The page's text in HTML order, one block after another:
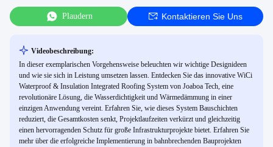
Plaudern Kontaktieren Sie Uns
Videobeschreibung:
In dieser exemplarischen Vorgehensweise beleuchten wir wichtige Designideen
und wie sie sich in Leistung umsetzen lassen. Entdecken Sie das innovative WiCi
Waterproof & Insulation Integrated Roofing System von Joaboa Tech, eine
revolutionäre Lösung, die Wasserdichtigkeit und Wärmedämmung in einer
einzigen Anwendung vereint. Erfahren Sie, wie dieses System Bauschichten
reduziert, die Gesamtkosten senkt, Projektlaufzeiten verkürzt und gleichzeitig
einen hervorragenden Schutz für große Infrastrukturprojekte bietet. Erfahren Sie
mehr über die erfolgreiche Implementierung in bahnbrechenden Bauprojekten